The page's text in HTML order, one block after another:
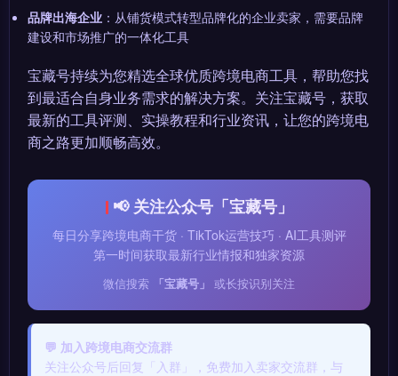
品牌出海企业 ：从铺货模式转型品牌化的企业卖家，需要品牌
建设和市场推广的一体化工具
宝藏号持续为您精选全球优质跨境电商工具，帮助您找
到最适合自身业务需求的解决方案。关注宝藏号，获取
最新的工具评测、实操教程和行业资讯，让您的跨境电
商之路更加顺畅高效。
📢 关注公众号「宝藏号」
每日分享跨境电商干货 · TikTok运营技巧 · AI工具测评
第一时间获取最新行业情报和独家资源
微信搜索 「宝藏号」 或长按识别关注
💬 加入跨境电商交流群
关注公众号后回复「入群」，免费加入卖家交流群，与